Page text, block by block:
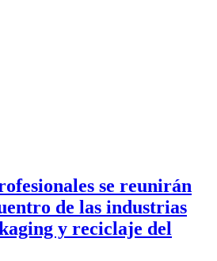
se reunirán
de las industrias
y reciclaje del